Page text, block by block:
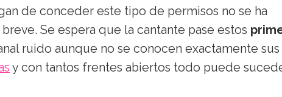
de conceder este tipo de permisos no se ha
Se espera que la cantante pase estos
ruido aunque no se conocen exactamente sus
y con tantos frentes abiertos todo puede